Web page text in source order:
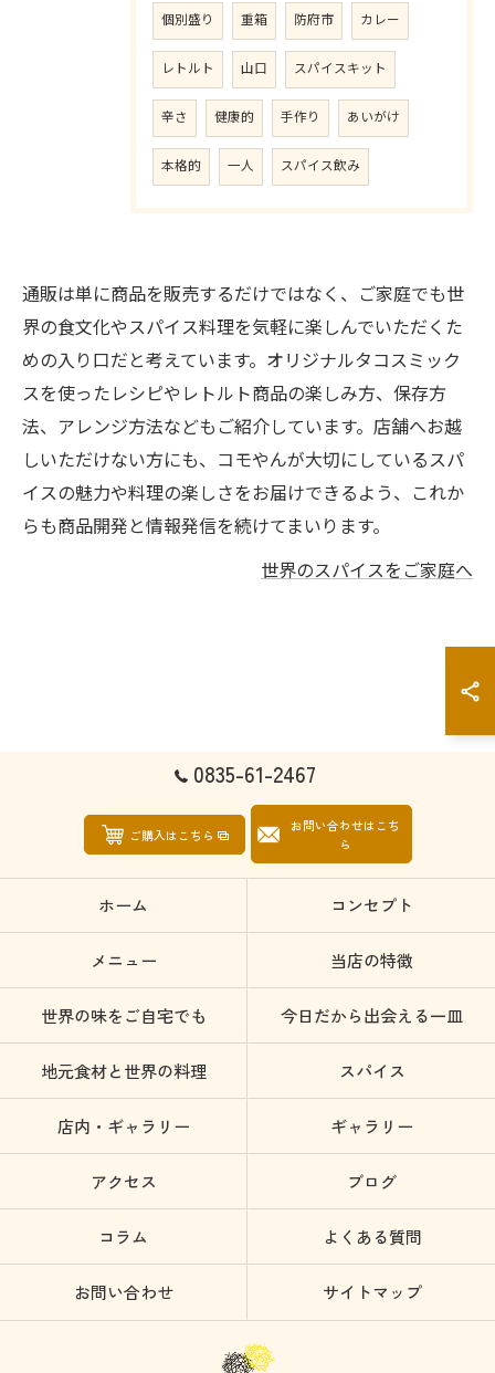
個別盛り 重箱 防府市 カレー
レトルト 山口 スパイスキット
辛さ 健康的 手作り あいがけ
本格的 一人 スパイス飲み
通販は単に商品を販売するだけではなく、ご家庭でも世
界の食文化やスパイス料理を気軽に楽しんでいただくた
めの入り口だと考えています。オリジナルタコスミック
スを使ったレシピやレトルト商品の楽しみ方、保存方
法、アレンジ方法などもご紹介しています。店舗へお越
しいただけない方にも、コモやんが大切にしているスパ
イスの魅力や料理の楽しさをお届けできるよう、これか
らも商品開発と情報発信を続けてまいります。
世界のスパイスをご家庭へ
0835-61-2467
ご購入はこちら
お問い合わせはこち
ら
ホーム コンセプト
メニュー 当店の特徴
世界の味をご自宅でも 今日だから出会える一皿
地元食材と世界の料理 スパイス
店内・ギャラリー ギャラリー
アクセス ブログ
コラム よくある質問
お問い合わせ サイトマップ